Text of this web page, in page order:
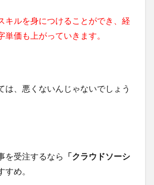
キルを身につけることができ、経
価も上がっていきます。
は、悪くないんじゃないでしょう
を受注するなら
「クラウドソーシ
すめ。